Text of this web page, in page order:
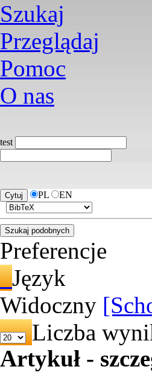
Szukaj
Przeglądaj
Pomoc
O nas
test
PL EN
Preferencje
Język
Widoczny
Liczba
Artykuł -